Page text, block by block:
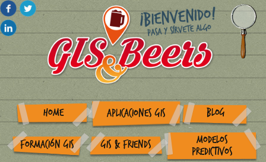
HOME APLICACIONES GIS BLOG
FORMACIÓN GIS GIS & FRIENDS
MODELOS
PREDICTIVOS